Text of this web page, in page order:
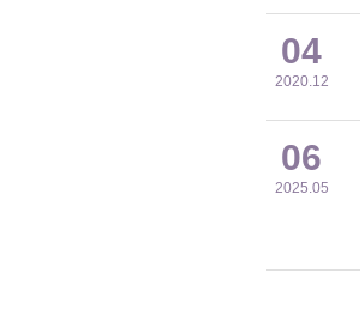
04
2020.12
06
2025.05